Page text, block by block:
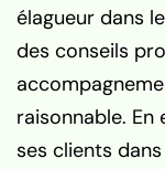
élagueur dans
des conseils
raisonnable.
ses clients